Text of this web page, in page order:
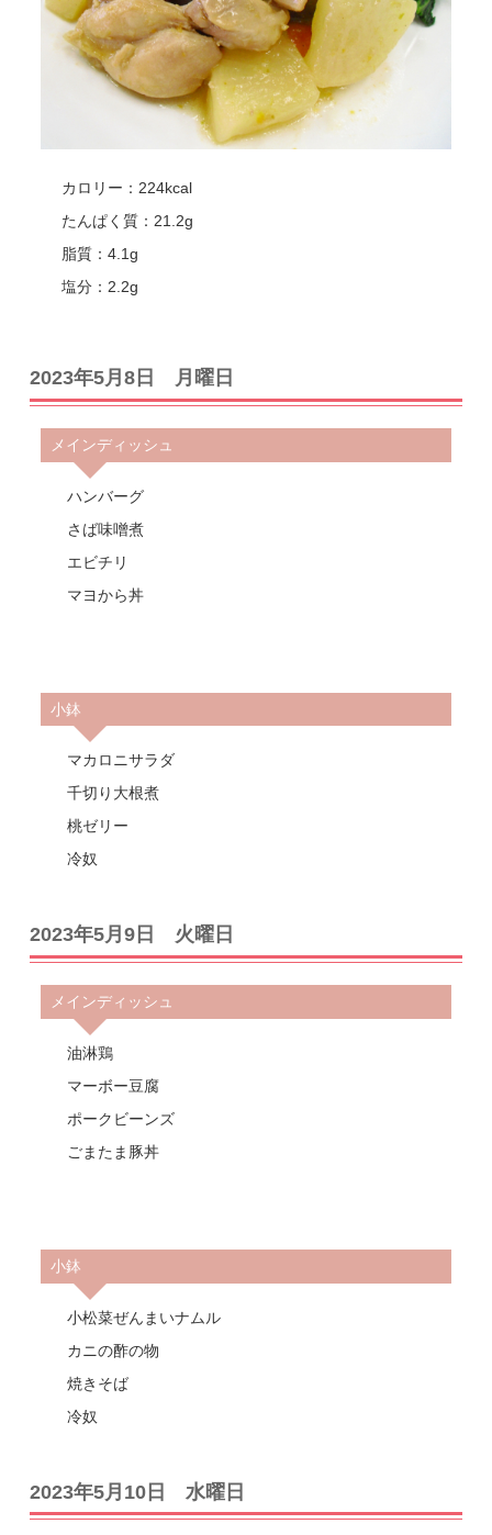
カロリー：224kcal
たんぱく質：21.2g
脂質：4.1g
塩分：2.2g
2023年5月8日 月曜日
メインディッシュ
ハンバーグ
さば味噌煮
エビチリ
マヨから丼
小鉢
マカロニサラダ
千切り大根煮
桃ゼリー
冷奴
2023年5月9日 火曜日
メインディッシュ
油淋鶏
マーボー豆腐
ポークビーンズ
ごまたま豚丼
小鉢
小松菜ぜんまいナムル
カニの酢の物
焼きそば
冷奴
2023年5月10日 水曜日